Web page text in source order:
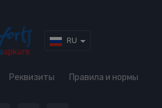
RU
Реквизиты Правила и нормы